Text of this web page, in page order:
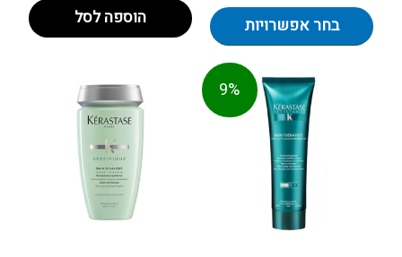
בחר אפשרויות הוספה לסל
9%
למוצר
זה